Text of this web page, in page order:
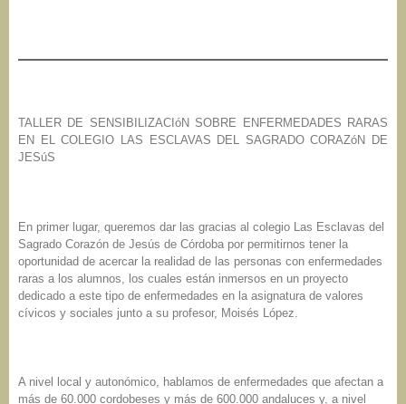
TALLER DE SENSIBILIZACIóN SOBRE ENFERMEDADES RARAS
EN EL COLEGIO LAS ESCLAVAS DEL SAGRADO CORAZóN DE
JESúS
En primer lugar, queremos dar las gracias al colegio Las Esclavas del
Sagrado Corazón de Jesús de Córdoba por permitirnos tener la
oportunidad de acercar la realidad de las personas con enfermedades
raras a los alumnos, los cuales están inmersos en un proyecto
dedicado a este tipo de enfermedades en la asignatura de valores
cívicos y sociales junto a su profesor, Moisés López.
A nivel local y autonómico, hablamos de enfermedades que afectan a
más de 60.000 cordobeses y más de 600.000 andaluces y, a nivel